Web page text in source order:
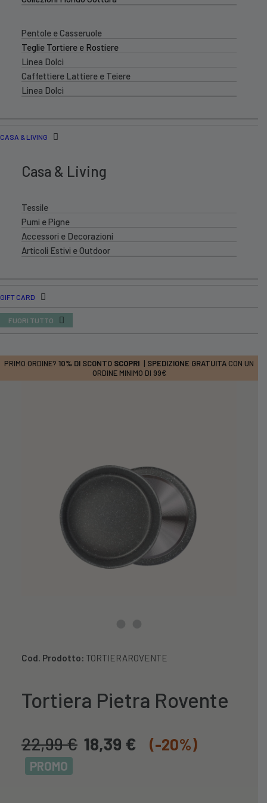
Pentole e Casseruole
Teglie Tortiere e Rostiere
Linea Dolci
Caffettiere Lattiere e Teiere
Linea Dolci
CASA & LIVING
Casa & Living
Tessile
Pumi e Pigne
Accessori e Decorazioni
Articoli Estivi e Outdoor
GIFT CARD
FUORI TUTTO
PRIMO ORDINE? 10% DI SCONTO SCOPRI | SPEDIZIONE GRATUITA CON UN
ORDINE MINIMO DI 99€
Cod. Prodotto: TORTIERAROVENTE
Tortiera Pietra Rovente
22,99€ 18,39 € (-20%)
PROMO